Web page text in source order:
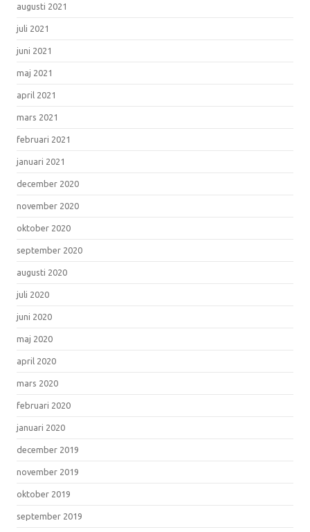
augusti 2021
juli 2021
juni 2021
maj 2021
april 2021
mars 2021
februari 2021
januari 2021
december 2020
november 2020
oktober 2020
september 2020
augusti 2020
juli 2020
juni 2020
maj 2020
april 2020
mars 2020
februari 2020
januari 2020
december 2019
november 2019
oktober 2019
september 2019